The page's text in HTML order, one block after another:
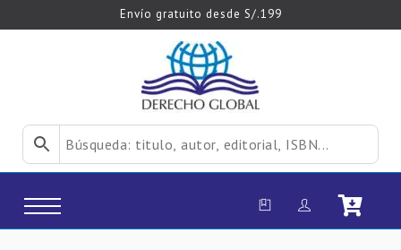
Envío gratuito desde S/.199